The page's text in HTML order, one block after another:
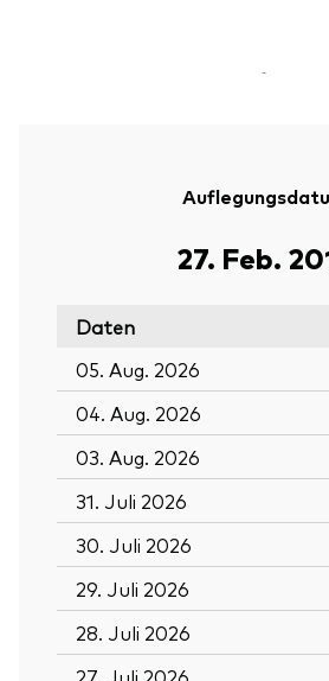
-
27. Feb.
Daten
05. Aug. 2026
04. Aug. 2026
03. Aug. 2026
31. Juli 2026
30. Juli 2026
29. Juli 2026
28. Juli 2026